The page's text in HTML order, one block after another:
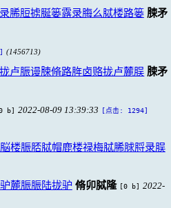
脪脰掳脠篓露录脢么脦楼路篓 脨矛
(1456713)
卢脤谩脨脩路脌卤赂拢卢麓脵 脨矛
b] 2022-08-09 13:39:33 [点击: 1294]
楼脤脴脦帽鹿楼禄梅脦脪脙脟录脵
麓脤脤陆拢驴 脩卯脦隆 [0 b] 2022-